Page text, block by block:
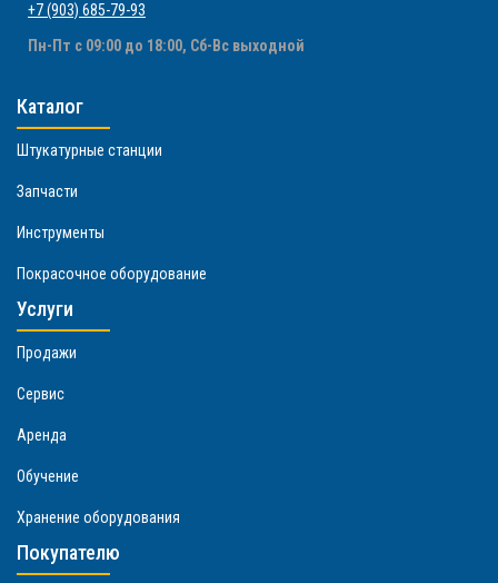
+7 (903) 685-79-93
Пн-Пт с 09:00 до 18:00, Сб-Вс выходной
Каталог
Штукатурные станции
Запчасти
Инструменты
Покрасочное оборудование
Услуги
Продажи
Сервис
Аренда
Обучение
Хранение оборудования
Покупателю